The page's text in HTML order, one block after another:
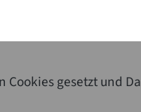
gesetzt und